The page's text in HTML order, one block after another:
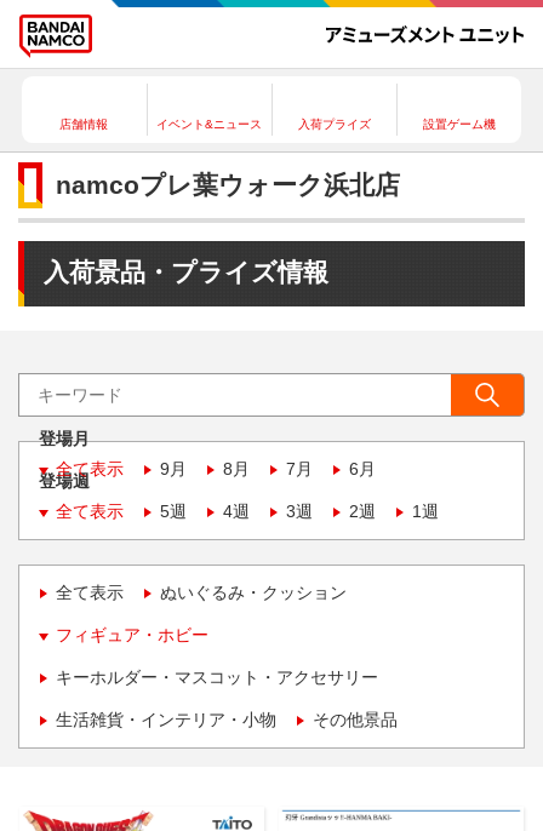
店舗情報 イベント&ニュース 入荷プライズ 設置ゲーム機
namcoプレ葉ウォーク浜北店
入荷景品・プライズ情報
登場月
全て表示
9月 8月 7月 6月
登場週
全て表示
5週 4週 3週 2週 1週
全て表示 ぬいぐるみ・クッション
フィギュア・ホビー
キーホルダー・マスコット・アクセサリー
生活雑貨・インテリア・小物 その他景品